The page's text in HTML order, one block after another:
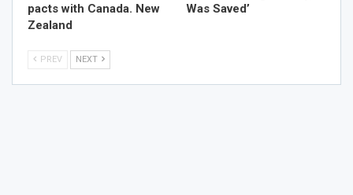
pacts with Canada. New
Zealand
Was Saved’
PREV NEXT